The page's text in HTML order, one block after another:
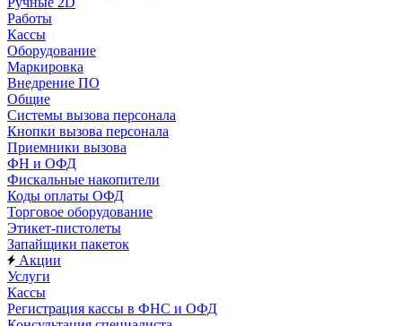
Работы
Кассы
Оборудование
Маркировка
Внедрение ПО
Общие
Системы вызова персонала
Кнопки вызова персонала
Приемники вызова
ФН и ОФД
Фискальные накопители
Коды оплаты ОФД
Торговое оборудование
Этикет-пистолеты
Запайщики пакеток
Акции
Услуги
Кассы
Регистрация кассы в ФНС и ОФД